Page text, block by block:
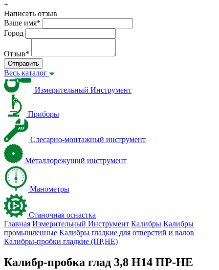
+
Написать отзыв
Ваше имя*
Город
Отзыв*
Отправить
Весь каталог
Измерительный Инструмент
Приборы
Слесарно-монтажный инструмент
Металлорежущий инструмент
Манометры
Станочная оснастка
Главная Измерительный Инструмент Калибры Калибры
промышленные Калибры гладкие для отверстий и валов
Калибры-пробки гладкие (ПР,НЕ)
Калибр-пробка глад 3,8 H14 ПР-НЕ